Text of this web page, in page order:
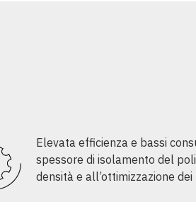
Elevata efficienza e bassi
spessore di isolamento del
densità e all’ottimizzazione